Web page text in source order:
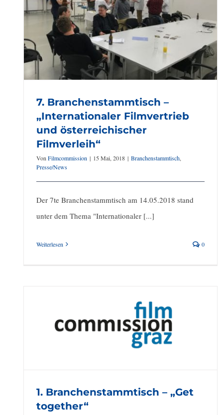
7. Branchenstammtisch –
„Internationaler Filmvertrieb
und österreichischer
Filmverleih“
Von Filmcommission | 15 Mai, 2018 | Branchenstammtisch,
Presse/News
Der 7te Branchenstammtisch am 14.05.2018 stand
unter dem Thema "Internationaler [...]
Weiterlesen 0
„Filmförderungen“
2. Branchenstammtisch –
„Neue Drehbücher für
Graz“
1. Branchenstammtisch – „Get
together“